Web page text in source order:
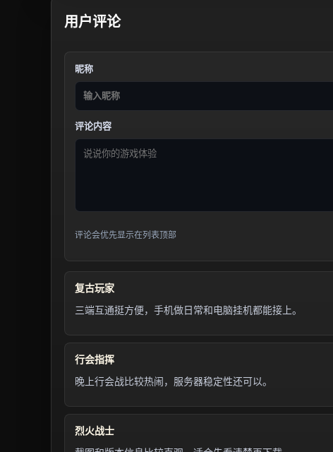
用户评论
昵称
评论内容
评论会优先显示在列表顶部
复古玩家
三端互通挺方便，手机做日常和电脑挂机都能接上。
行会指挥
晚上行会战比较热闹，服务器稳定性还可以。
烈火战士